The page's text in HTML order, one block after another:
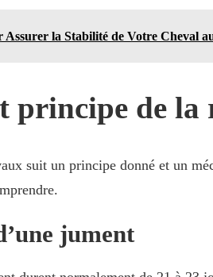
Assurer la Stabilité de Votre Cheval
principe de
suit un principe donné et un
jument